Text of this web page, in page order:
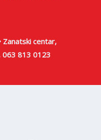
Zanatski centar,
063 813 0123